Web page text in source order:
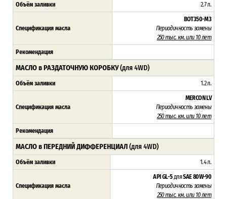
Объём заливки 2.7 л.
Спецификация масла
BOT350-M3
Периодичность замены
250 тыс. км. или 10 лет
Рекомендация
МАСЛО в РАЗДАТОЧНУЮ КОРОБКУ(для 4WD)
Объём заливки 1.2 л.
Спецификация масла
MERCON LV
Периодичность замены
250 тыс. км. или 10 лет
Рекомендация
МАСЛО в ПЕРЕДНИЙ ДИФФЕРЕНЦИАЛ(для 4WD)
Объём заливки 1.4 л.
Спецификация масла
API GL-5дляSAE 80W-90
Периодичность замены
250 тыс. км. или 10 лет